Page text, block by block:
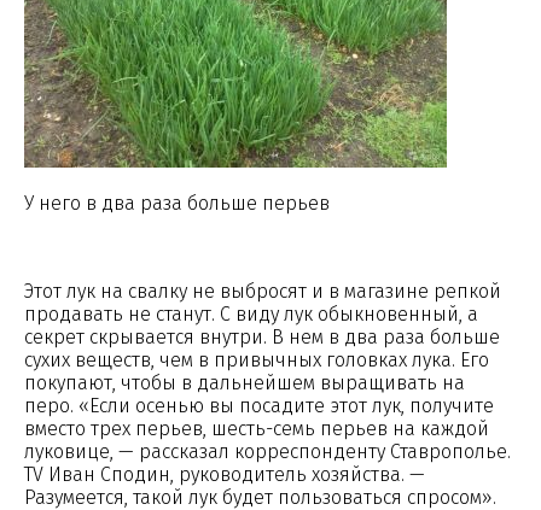
У него в два раза больше перьев
Этот лук на свалку не выбросят и в магазине репкой
продавать не станут. С виду лук обыкновенный, а
секрет скрывается внутри. В нем в два раза больше
сухих веществ, чем в привычных головках лука. Его
покупают, чтобы в дальнейшем выращивать на
перо. «Если осенью вы посадите этот лук, получите
вместо трех перьев, шесть-семь перьев на каждой
луковице, — рассказал корреспонденту Ставрополье.
TV Иван Сподин, руководитель хозяйства. —
Разумеется, такой лук будет пользоваться спросом».